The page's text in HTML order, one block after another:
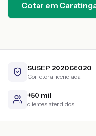
Cotar em
SUSEP 202068020
Corretora licenciada
+50 mil
clientes atendidos